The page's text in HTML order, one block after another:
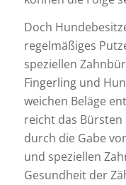
Doch
regelmäßiges
speziellen
Fingerling und
weichen Beläge
reicht das
durch die Gabe
und speziellen
Gesundheit der